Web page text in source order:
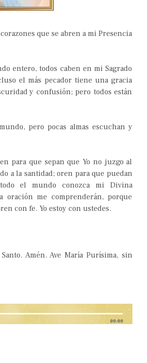
que se abren a mi Presencia
entero, todos caben en mi Sagrado
el más pecador tiene una gracia
y confusión; pero todos están
pero pocas almas escuchan y
para que sepan que Yo no juzgo al
a la santidad; oren para que puedan
el mundo conozca mi Divina
me comprenderán, porque
con fe. Yo estoy con ustedes.
Amén. Ave María Purísima, sin
00:00